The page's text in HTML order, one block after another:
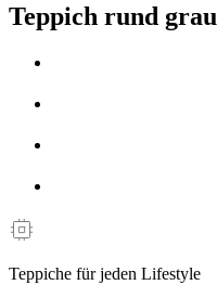
Teppich rund grau
Teppiche für jeden Lifestyle